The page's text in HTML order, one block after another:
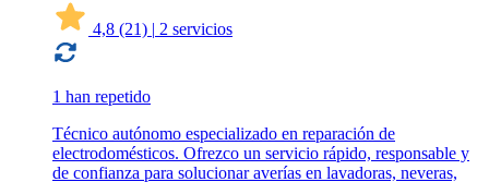
4,8 (21) | 2 servicios
1 han repetido
Técnico autónomo especializado en reparación de
electrodomésticos. Ofrezco un servicio rápido, responsable y
de confianza para solucionar averías en lavadoras, neveras,